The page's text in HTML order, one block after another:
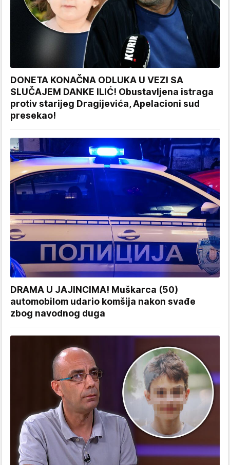
DONETA KONAČNA ODLUKA U VEZI SA
SLUČAJEM DANKE ILIĆ! Obustavljena istraga
protiv starijeg Dragijevića, Apelacioni sud
presekao!
DRAMA U JAJINCIMA! Muškarca (50)
automobilom udario komšija nakon svađe
zbog navodnog duga